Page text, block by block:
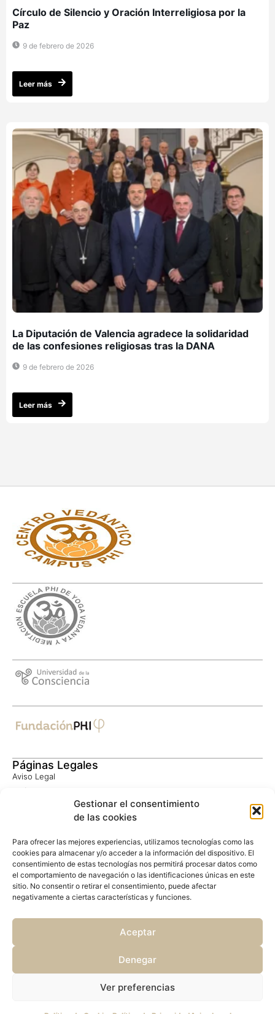
Gestionar el consentimiento
de las cookies
Para ofrecer las mejores experiencias, utilizamos tecnologías como las
cookies para almacenar y/o acceder a la información del dispositivo. El
consentimiento de estas tecnologías nos permitirá procesar datos como
el comportamiento de navegación o las identificaciones únicas en este
sitio. No consentir o retirar el consentimiento, puede afectar
negativamente a ciertas características y funciones.
Aceptar
Denegar
Ver preferencias
Círculo de Silencio y Oración Interreligiosa por la
Paz
9 de febrero de 2026
Leer más
La Diputación de Valencia agradece la solidaridad
de las confesiones religiosas tras la DANA
9 de febrero de 2026
Leer más
Páginas Legales
Aviso Legal
Política de Privacidad
Consentimiento Informado
Política de Cookies
Términos Google
Contacto
UBICACIÓN
CampusPHI
10857 Acebo (Cáceres)
Centro Vedántico © All rights reserved